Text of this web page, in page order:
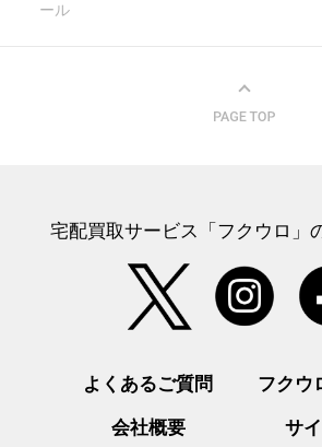
ール
宅配買取サービス「フクウロ」
よくあるご質問 フクウ
会社概要 サ